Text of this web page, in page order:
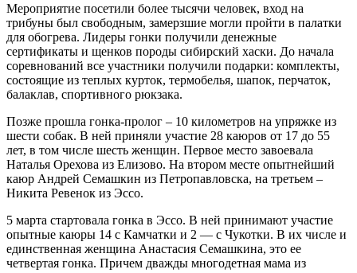
Мероприятие посетили более тысячи человек, вход на
трибуны был свободным, замерзшие могли пройти в палатки
для обогрева. Лидеры гонки получили денежные
сертификаты и щенков породы сибирский хаски. До начала
соревнований все участники получили подарки: комплекты,
состоящие из теплых курток, термобелья, шапок, перчаток,
балаклав, спортивного рюкзака.
Позже прошла гонка-пролог – 10 километров на упряжке из
шести собак. В ней приняли участие 28 каюров от 17 до 55
лет, в том числе шесть женщин. Первое место завоевала
Наталья Орехова из Елизово. На втором месте опытнейший
каюр Андрей Семашкин из Петропавловска, на третьем –
Никита Ревенок из Эссо.
5 марта стартовала гонка в Эссо. В ней принимают участие
опытные каюры 14 с Камчатки и 2 — с Чукотки. В их числе и
единственная женщина Анастасия Семашкина, это ее
четвертая гонка. Причем дважды многодетная мама из